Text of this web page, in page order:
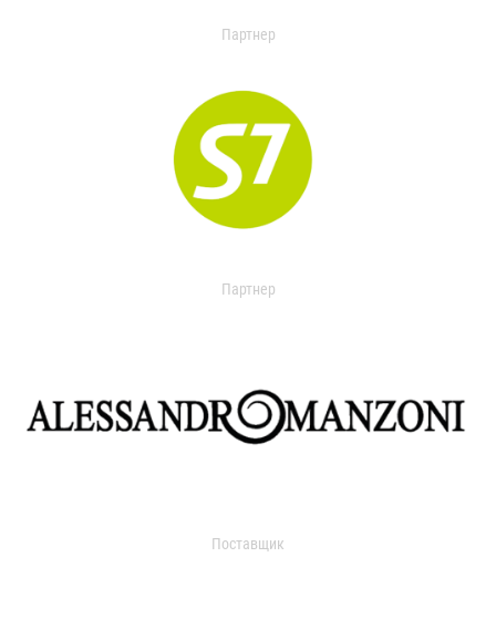
Партнер
Партнер
Поставщик